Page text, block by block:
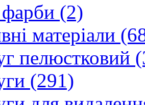
фарби (2)
матеріали
пелюстковий
(291)